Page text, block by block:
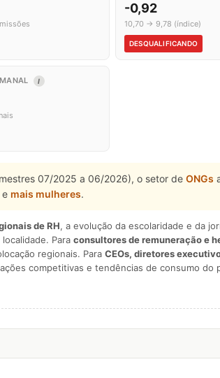
-0,92
10,70 → 9,78 (índice)
DESQUALIFICANDO
I
07/2025 a 06/2026), o setor de ONGs
e mais mulheres.
de RH, a evolução da escolaridade e da
Para consultores de remuneração e
regionais. Para CEOs, diretores
competitivas e tendências de consumo do